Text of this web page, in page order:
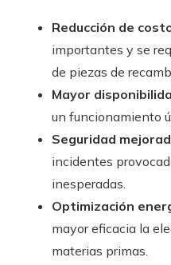
Reducción de
importantes y se
de piezas de
Mayor
un funcionamiento
Seguridad
incidentes
inesperadas.
Optimización
mayor eficacia la
materias primas.